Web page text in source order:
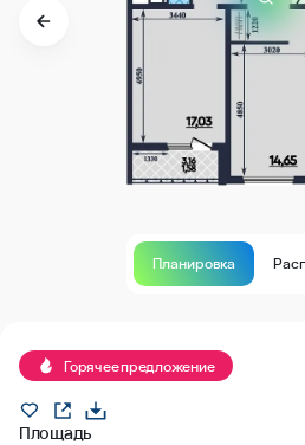
Планировка
Горячее предложение
Площадь